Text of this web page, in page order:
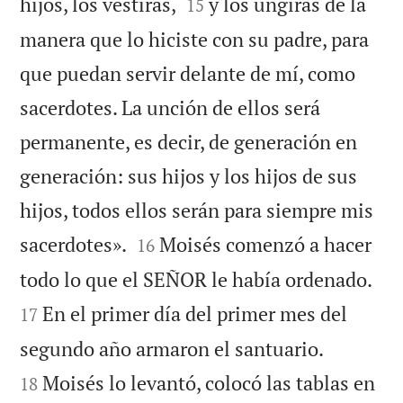
15
manera que lo hiciste con su padre, para
que puedan servir delante de mí, como
sacerdotes. La unción de ellos será
permanente, es decir, de generación en
generación: sus hijos y los hijos de sus
hijos, todos ellos serán para siempre mis
sacerdotes». 

16 Moisés comenzó a hacer
todo lo que el SEÑOR le había ordenado.
17 En el primer día del primer mes del
segundo año armaron el santuario.
18 Moisés lo levantó, colocó las tablas en